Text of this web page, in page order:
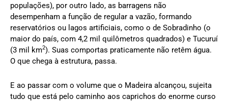
populações), por outro lado, as barragens não
desempenham a função de regular a vazão, formando
reservatórios ou lagos artificiais, como o de Sobradinho (o
maior do país, com 4,2 mil quilômetros quadrados) e Tucuruí
(3 mil km2). Suas comportas praticamente não retêm água.
O que chega à estrutura, passa.
E ao passar com o volume que o Madeira alcançou, sujeita
tudo que está pelo caminho aos caprichos do enorme curso